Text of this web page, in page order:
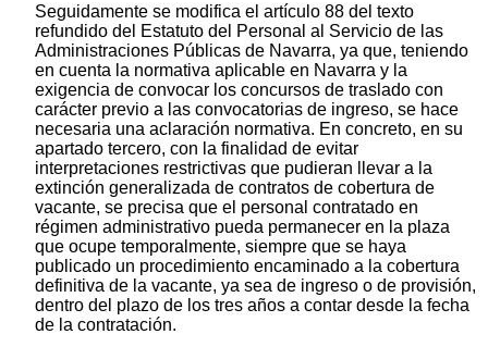
Seguidamente se modifica el artículo 88 del texto
refundido del Estatuto del Personal al Servicio de las
Administraciones Públicas de Navarra, ya que, teniendo
en cuenta la normativa aplicable en Navarra y la
exigencia de convocar los concursos de traslado con
carácter previo a las convocatorias de ingreso, se hace
necesaria una aclaración normativa. En concreto, en su
apartado tercero, con la finalidad de evitar
interpretaciones restrictivas que pudieran llevar a la
extinción generalizada de contratos de cobertura de
vacante, se precisa que el personal contratado en
régimen administrativo pueda permanecer en la plaza
que ocupe temporalmente, siempre que se haya
publicado un procedimiento encaminado a la cobertura
definitiva de la vacante, ya sea de ingreso o de provisión,
dentro del plazo de los tres años a contar desde la fecha
de la contratación.